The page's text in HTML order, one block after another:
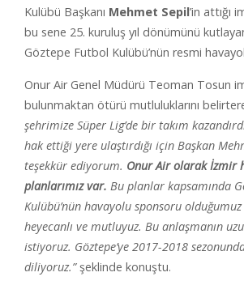
Kulübü Başkanı Mehmet Sepil’in attığı
bu sene 25. kuruluş yıl dönümünü
Göztepe Futbol Kulübü’nün resmi
Onur Air Genel Müdürü Teoman Tosun
bulunmaktan ötürü mutluluklarını
şehrimize Süper Lig’de bir takım
hak ettiği yere ulaştırdığı için Başkan
teşekkür ediyorum. Onur Air olarak İzmir
planlarımız var. Bu planlar kapsamında
Kulübü’nün havayolu sponsoru
heyecanlı ve mutluyuz. Bu anlaşmanın
istiyoruz. Göztepe’ye 2017-2018
diliyoruz.”şeklinde konuştu.